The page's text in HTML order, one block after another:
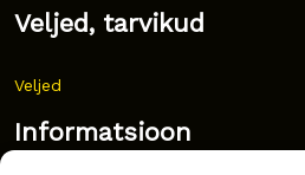
Veljed, tarvikud
Veljed
Informatsioon